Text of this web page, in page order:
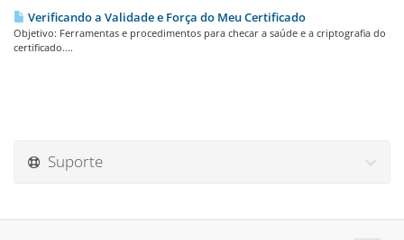
Verificando a Validade e Força do Meu Certificado
Objetivo: Ferramentas e procedimentos para checar a saúde e a criptografia do
certificado....
Suporte